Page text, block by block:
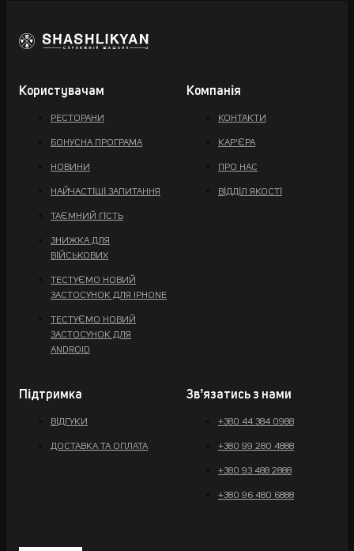
Користувачам
РЕСТОРАНИ
БОНУСНА ПРОГРАМА
НОВИНИ
НАЙЧАСТІШІ ЗАПИТАННЯ
ТАЄМНИЙ ГІСТЬ
ЗНИЖКА ДЛЯ
ВІЙСЬКОВИХ
ТЕСТУЄМО НОВИЙ
ЗАСТОСУНОК ДЛЯ IPHONE
ТЕСТУЄМО НОВИЙ
ЗАСТОСУНОК ДЛЯ
ANDROID
Компанія
КОНТАКТИ
КАР'ЄРА
ПРО НАС
ВІДДІЛ ЯКОСТІ
Підтримка
ВІДГУКИ
ДОСТАВКА ТА ОПЛАТА
Звʼязатись з нами
+380 44 384 0988
+380 99 280 4888
+380 93 488 2888
+380 96 480 6888